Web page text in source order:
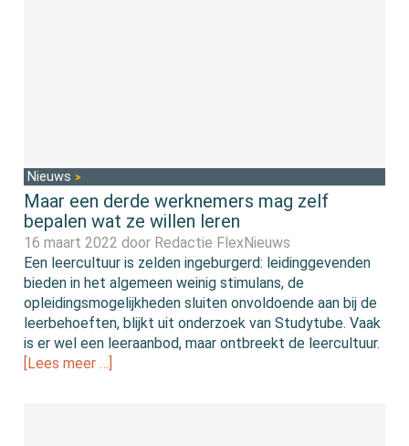
Nieuws
Maar een derde werknemers mag zelf
bepalen wat ze willen leren
16 maart 2022 door Redactie FlexNieuws
Een leercultuur is zelden ingeburgerd: leidinggevenden
bieden in het algemeen weinig stimulans, de
opleidingsmogelijkheden sluiten onvoldoende aan bij de
leerbehoeften, blijkt uit onderzoek van Studytube. Vaak
is er wel een leeraanbod, maar ontbreekt de leercultuur.
[Lees meer …]